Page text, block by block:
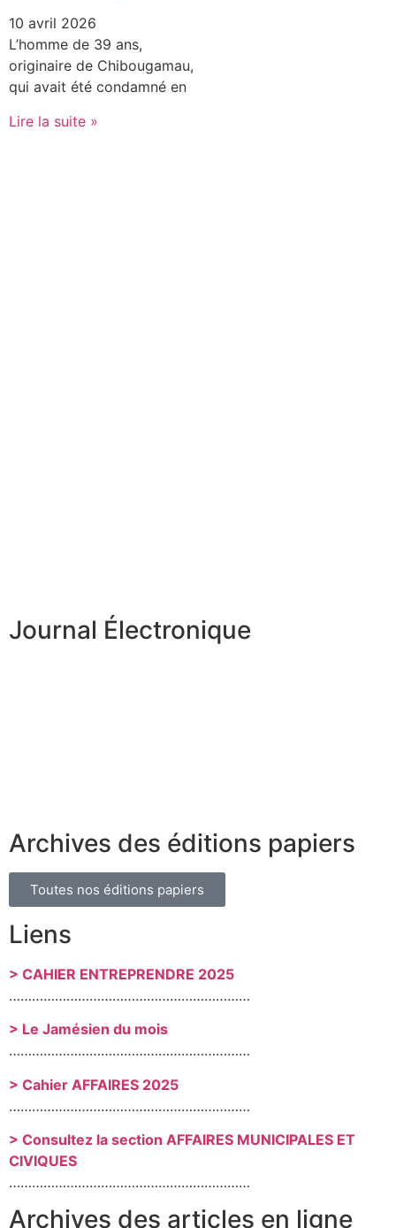
10 avril 2026
L’homme de 39 ans,
originaire de Chibougamau,
qui avait été condamné en
Lire la suite »
Journal Électronique
Archives des éditions papiers
Toutes nos éditions papiers
Liens
> CAHIER ENTREPRENDRE 2025
………………………………………………………
> Le Jamésien du mois
………………………………………………………
> Cahier AFFAIRES 2025
………………………………………………………
> Consultez la section AFFAIRES MUNICIPALES ET
CIVIQUES
………………………………………………………
Archives des articles en ligne